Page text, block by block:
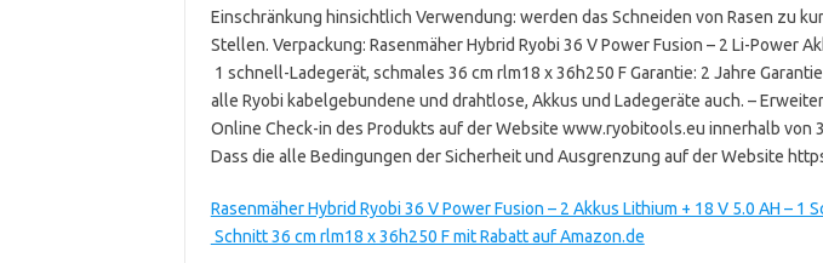
Einschränkung hinsichtlich Verwendung: werden das Schneiden von Rasen zu
Stellen. Verpackung: Rasenmäher Hybrid Ryobi 36 V Power Fusion – 2 Li-Power
1 schnell-Ladegerät, schmales 36 cm rlm18 x 36h250 F Garantie: 2 Jahre
alle Ryobi kabelgebundene und drahtlose, Akkus und Ladegeräte auch. –
Online Check-in des Produkts auf der Website www.ryobitools.eu innerhalb von
Dass die alle Bedingungen der Sicherheit und Ausgrenzung auf der Website
Rasenmäher Hybrid Ryobi 36 V Power Fusion – 2 Akkus Lithium + 18 V 5.0 AH – 1
Schnitt 36 cm rlm18 x 36h250 F mit Rabatt auf Amazon.de